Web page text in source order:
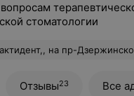
стоматологии
Настолько умело, правильно и с профессионализмом, сделаны слепки, подогнать, и в результате, временный протез(до коронок на импланты), установленный один раз, не приносит дискомфорт, нет на тирания, боли и проблем. Стала быстро восстанавливаться дикция и
Отзывы23 Все